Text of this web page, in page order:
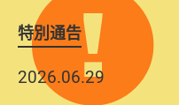
特別通告
2026.06.29